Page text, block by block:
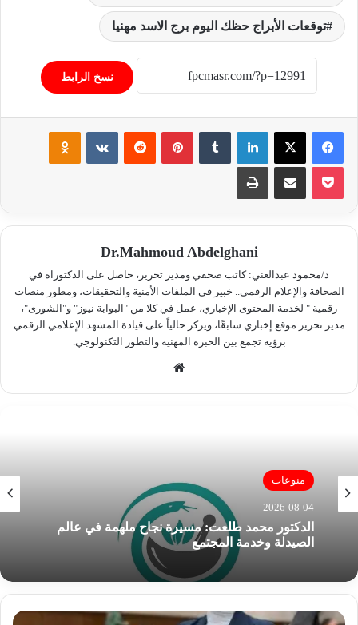
توقعات الأبراج حظك اليوم برج الاسد مهنيا
نسخ الرابط
فيسبوك ‫X لينكدإن بينتيريست
Dr.Mahmoud Abdelghani
د/محمود عبدالغني: كاتب صحفي ومدير تحرير، حاصل على الدكتوراة في
الصحافة والإعلام الرقمي.. خبير في الملفات الأمنية والتحقيقات، ومطور منصات
رقمية " لخدمة المحتوى الإخباري، عمل في كلا من "البوابة نيوز" و"الشورى"،
مدير تحرير موقع إخباري سابقًا، ويركز حالياً على قيادة المشهد الإعلامي الرقمي
برؤية تجمع بين الخبرة المهنية والتطور التكنولوجي.
منوعات
2026-08-04
الدكتور محمد طلعت: مسيرة نجاح ملهمة في عالم
الصيدلة وخدمة المجتمع
ا